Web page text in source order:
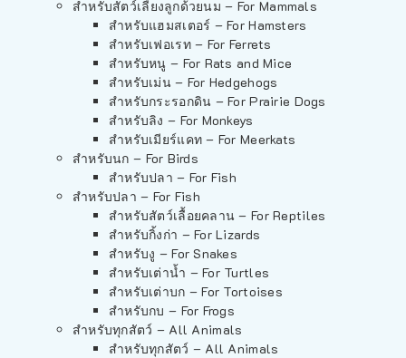
สำหรับสัตว์เลี้ยงลูกด้วยนม – For Mammals
สำหรับแฮมสเตอร์ – For Hamsters
สำหรับเฟอเรท – For Ferrets
สำหรับหนู – For Rats and Mice
สำหรับเม่น – For Hedgehogs
สำหรับกระรอกดิน – For Prairie Dogs
สำหรับลิง – For Monkeys
สำหรับเมียร์แคท – For Meerkats
สำหรับนก – For Birds
สำหรับปลา – For Fish
สำหรับปลา – For Fish
สำหรับสัตว์เลื้อยคลาน – For Reptiles
สำหรับกิ้งก่า – For Lizards
สำหรับงู – For Snakes
สำหรับเต่าน้ำ – For Turtles
สำหรับเต่าบก – For Tortoises
สำหรับกบ – For Frogs
สำหรับทุกสัตว์ – All Animals
สำหรับทุกสัตว์ – All Animals